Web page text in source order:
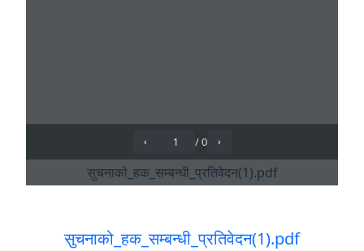
सुचनाको_हक_सम्बन्धी_प्रतिवेदन(1).pdf